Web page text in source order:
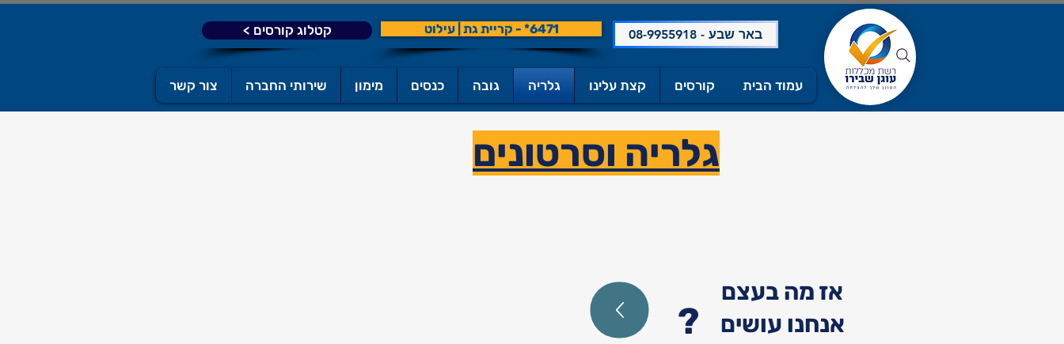
08-9955918 - באר שבע 6471* - קריית גת | עילוט קטלוג קורסים >
עמוד הבית קורסים קצת עלינו גלריה גובה כנסים מימון שירותי החברה צור קשר
גלריה וסרטונים
?
אז מה בעצם
אנחנו עושים